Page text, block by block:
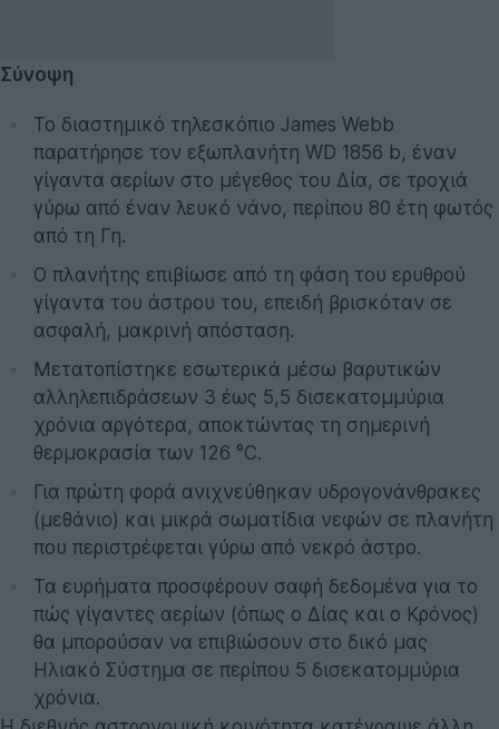
Σύνοψη
Το διαστημικό τηλεσκόπιο James Webb
παρατήρησε τον εξωπλανήτη WD 1856 b, έναν
γίγαντα αερίων στο μέγεθος του Δία, σε τροχιά
γύρω από έναν λευκό νάνο, περίπου 80 έτη φωτός
από τη Γη.
Ο πλανήτης επιβίωσε από τη φάση του ερυθρού
γίγαντα του άστρου του, επειδή βρισκόταν σε
ασφαλή, μακρινή απόσταση.
Μετατοπίστηκε εσωτερικά μέσω βαρυτικών
αλληλεπιδράσεων 3 έως 5,5 δισεκατομμύρια
χρόνια αργότερα, αποκτώντας τη σημερινή
θερμοκρασία των 126 °C.
Για πρώτη φορά ανιχνεύθηκαν υδρογονάνθρακες
(μεθάνιο) και μικρά σωματίδια νεφών σε πλανήτη
που περιστρέφεται γύρω από νεκρό άστρο.
Τα ευρήματα προσφέρουν σαφή δεδομένα για το
πώς γίγαντες αερίων (όπως ο Δίας και ο Κρόνος)
θα μπορούσαν να επιβιώσουν στο δικό μας
Ηλιακό Σύστημα σε περίπου 5 δισεκατομμύρια
χρόνια.